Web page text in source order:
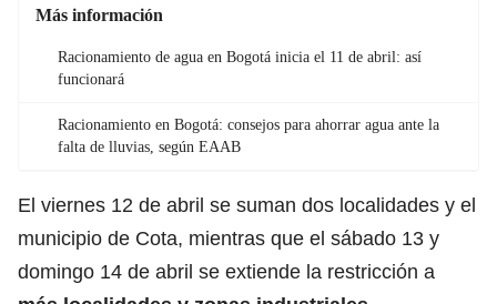
Más información
Racionamiento de agua en Bogotá inicia el 11 de abril: así
funcionará
Racionamiento en Bogotá: consejos para ahorrar agua ante la
falta de lluvias, según EAAB
El viernes 12 de abril se suman dos localidades y el
municipio de Cota, mientras que el sábado 13 y
domingo 14 de abril se extiende la restricción a